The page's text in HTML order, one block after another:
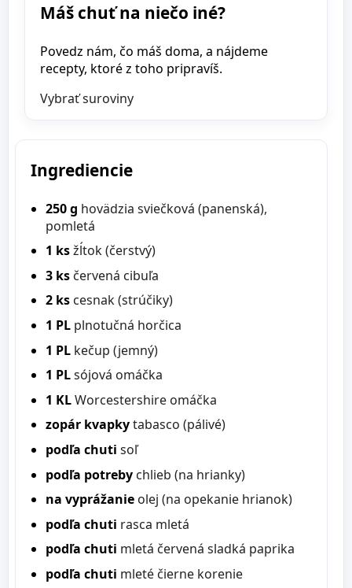
Máš chuť na niečo iné?
Povedz nám, čo máš doma, a nájdeme
recepty, ktoré z toho pripravíš.
Vybrať suroviny
Ingrediencie
250 g hovädzia sviečková (panenská),
pomletá
1 ksžĺtok (čerstvý)
3 ks červená cibuľa
2 ks cesnak (strúčiky)
1 PL plnotučná horčica
1 PL kečup (jemný)
1 PLsójová omáčka
1 KLWorcestershire omáčka
zopár kvapkytabasco (pálivé)
podľa chuti soľ
podľa potreby chlieb (na hrianky)
na vyprážanie olej (na opekanie hrianok)
podľa chuti rasca mletá
podľa chuti mletá červená sladká paprika
podľa chuti mleté čierne korenie